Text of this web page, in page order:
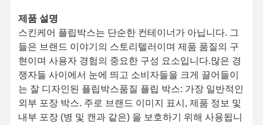
제품 설명
스킨케어 플립박스는 단순한 컨테이너가 아닙니다. 그
들은 브랜드 이야기의 스토리텔러이며 제품 품질의 구
현이며 사용자 경험의 중요한 구성 요소입니다.많은 경
쟁자들 사이에서 눈에 띄고 소비자들을 크게 끌어들이
는 잘 디자인된 플립박스품질 플립 박스: 가장 일반적인
외부 포장 박스. 주로 브랜드 이미지 표시, 제품 정보 및
내부 포장 (병 및 캔과 같은) 을 보호하기 위해 사용됩니